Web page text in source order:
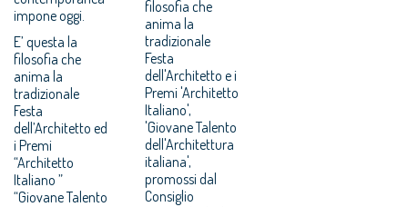
impone oggi.
E’ questa la
filosofia che
anima la
tradizionale
Festa
dell’Architetto ed
i Premi
“Architetto
Italiano ”
“Giovane Talento
filosofia che
anima la
tradizionale
Festa
dell'Architetto e i
Premi 'Architetto
Italiano',
'Giovane Talento
dell'Architettura
italiana',
promossi dal
Consiglio